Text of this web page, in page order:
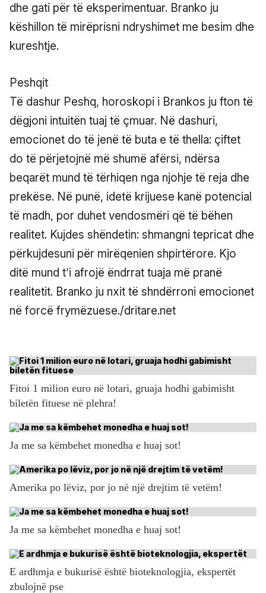
dhe gati për të eksperimentuar. Branko ju
këshillon të mirëprisni ndryshimet me besim dhe
kureshtje.
Peshqit
Të dashur Peshq, horoskopi i Brankos ju fton të
dëgjoni intuitën tuaj të çmuar. Në dashuri,
emocionet do të jenë të buta e të thella: çiftet
do të përjetojnë më shumë afërsi, ndërsa
beqarët mund të tërhiqen nga njohje të reja dhe
prekëse. Në punë, idetë krijuese kanë potencial
të madh, por duhet vendosmëri që të bëhen
realitet. Kujdes shëndetin: shmangni tepricat dhe
përkujdesuni për mirëqenien shpirtërore. Kjo
ditë mund t’i afrojë ëndrrat tuaja më pranë
realitetit. Branko ju nxit të shndërroni emocionet
në forcë frymëzuese./dritare.net
Fitoi 1 milion euro në lotari, gruaja hodhi gabimisht
biletën fituese në plehra!
Ja me sa këmbehet monedha e huaj sot!
Amerika po lëviz, por jo në një drejtim të vetëm!
Ja me sa këmbehet monedha e huaj sot!
E ardhmja e bukurisë është bioteknologjia, ekspertët
zbulojnë pse